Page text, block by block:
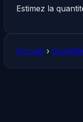
Estimez la
Accueil ›